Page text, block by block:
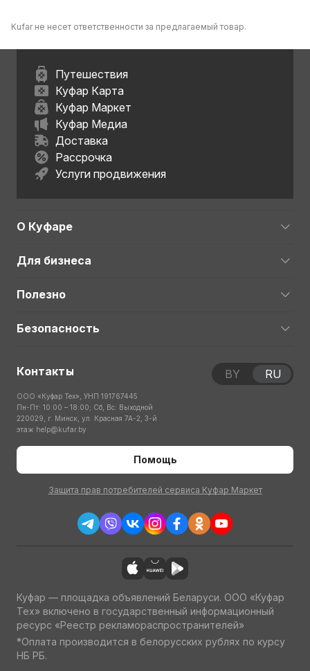
Kufar не несет ответственности за предлагаемый товар.
Путешествия
Куфар Карта
Куфар Маркет
Куфар Медиа
Доставка
Рассрочка
Услуги продвижения
О Куфаре
Для бизнеса
Полезно
Безопасность
Контакты
ООО «Куфар Тех», УНП 191767445
Пн-Пт: 10:00 – 18:00; Сб, Вс: Выходной
220029, г. Минск, ул. Красная 7А-2, 3-й
этаж help@kufar.by
Помощь
Защита прав потребителей сервиса Куфар Маркет
BY RU
Куфар — площадка объявлений Беларуси. ООО «Куфар
Тех» включено в государственный информационный
ресурс «Реестр рекламораспространителей»
*Оплата производится в белорусских рублях по курсу
НБ РБ.